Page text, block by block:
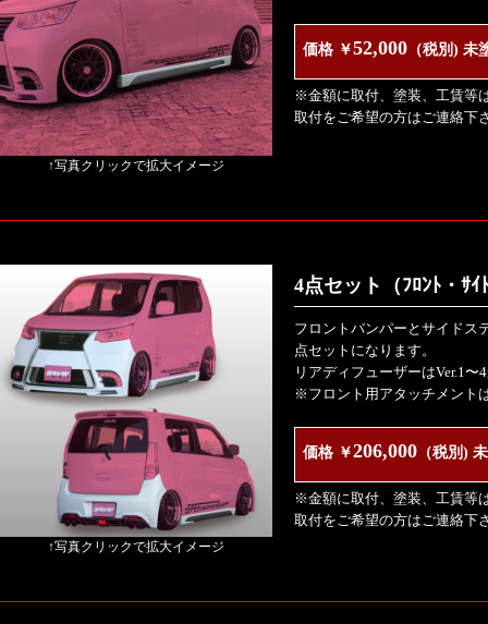
↑写真クリックで拡大イメージ
価格 ￥52,000 （税別) 未
※金額に取付、塗装、工賃等
取付をご希望の方はご連絡下
↑写真クリックで拡大イメージ
4点セット（ﾌﾛﾝﾄ・ｻｲ
フロントバンパーとサイドス
点セットになります。
リアディフューザーはVer.1〜
※フロント用アタッチメント
価格 ￥206,000 （税別)
※金額に取付、塗装、工賃等
取付をご希望の方はご連絡下